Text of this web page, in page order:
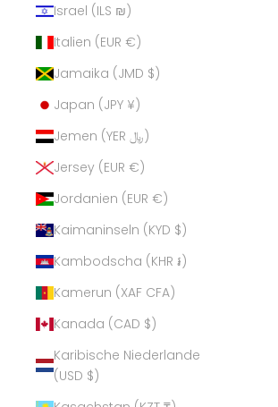
Israel (ILS ₪)
Italien (EUR €)
Jamaika (JMD $)
Japan (JPY ¥)
Jemen (YER ﷼)
Jersey (EUR €)
Jordanien (EUR €)
Kaimaninseln (KYD $)
Kambodscha (KHR ៛)
Kamerun (XAF CFA)
Kanada (CAD $)
Karibische Niederlande
(USD $)